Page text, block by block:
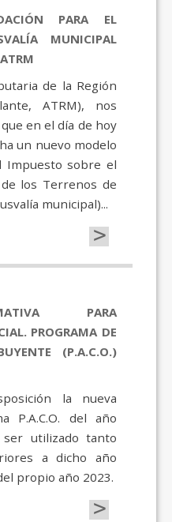
PARA EL
MUNICIPAL
de la Región
ATRM), nos
en el día de hoy
un nuevo modelo
Impuesto sobre el
los Terrenos de
municipal)...
>
PARA
PROGRAMA DE
(P.A.C.O.)
la nueva
P.A.C.O. del año
utilizado tanto
a dicho año
propio año 2023.
>